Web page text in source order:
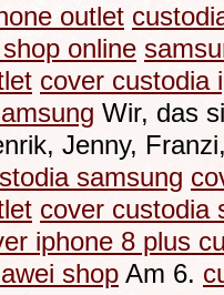
outlet
online
cover custodia
Wir, das
Jenny,
samsung
cover custodia
iphone 8 plus
shop Am 6.